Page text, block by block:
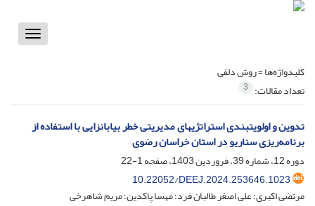
Toggle
کلیدواژه‌ها =روش دلفی
تعداد مقالات: 3
تدوین و اولویتبندی استراتژیهای مدیریتی خطر بیابانزایی با استفاده از
برنامه‌ریزی سناریو در استان خراسان رضوی
دوره 12، شماره 39، فروردین 1403، صفحه
1-22
‎10.22052/DEEJ.2024.253646.1023
مرتضی اکبری؛ علی اصغر طالبان فرد؛ مهسا پاکدین؛ مریم شاهرخی